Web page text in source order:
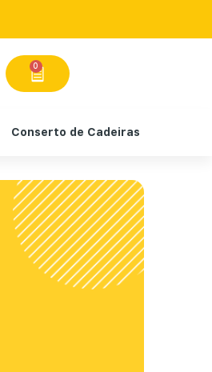
0
Conserto de Cadeiras